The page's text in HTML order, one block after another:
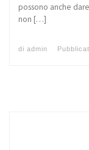
possono anche
non […]
di admin